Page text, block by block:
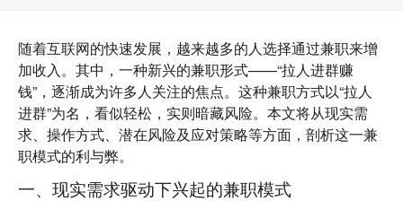
随着互联网的快速发展，越来越多的人选择通过兼职来增
加收入。其中，一种新兴的兼职形式——“拉人进群赚
钱”，逐渐成为许多人关注的焦点。这种兼职方式以“拉人
进群”为名，看似轻松，实则暗藏风险。本文将从现实需
求、操作方式、潜在风险及应对策略等方面，剖析这一兼
职模式的利与弊。
一、现实需求驱动下兴起的兼职模式